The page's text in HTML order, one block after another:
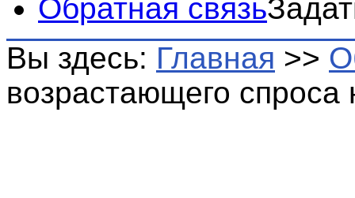
Обратная связь
Вы здесь: Главная >>
возрастающего